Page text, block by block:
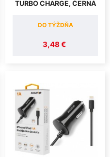
TURBO CHARGE, ČERNÁ
3,48 €
DO TÝŽDŇA